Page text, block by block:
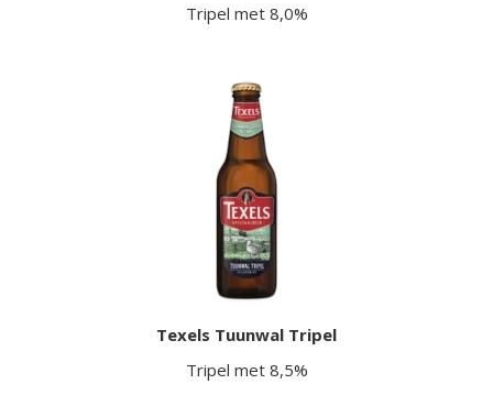
Tripel met 8,0%
Texels Tuunwal Tripel
Tripel met 8,5%